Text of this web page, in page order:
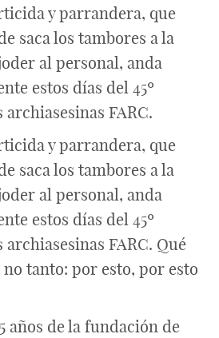
y parrandera, que
saca los tambores a la
al personal, anda
estos días del 45º
FARC.
y parrandera, que
saca los tambores a la
al personal, anda
estos días del 45º
FARC. Qué
tanto: por esto, por esto
años de la fundación de